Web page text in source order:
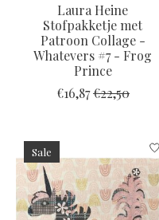
Laura Heine
Stofpakketje met
Patroon Collage -
Whatevers #7 - Frog
Prince
€16,87€22,50
Sale